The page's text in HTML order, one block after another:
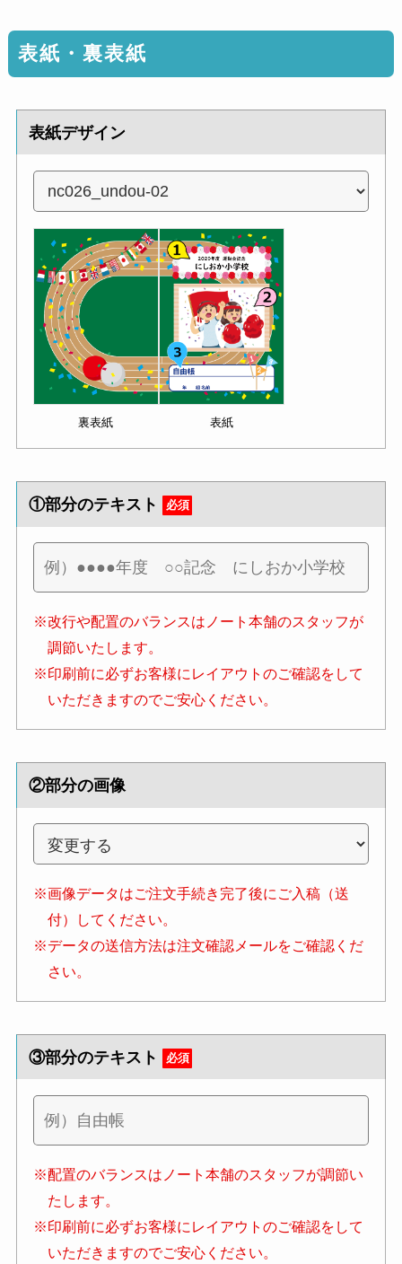
表紙・裏表紙
表紙デザイン
裏表紙 表紙
①部分のテキスト 必須
※改行や配置のバランスはノート本舗のスタッフが
調節いたします。
※印刷前に必ずお客様にレイアウトのご確認をして
いただきますのでご安心ください。
②部分の画像
※画像データはご注文手続き完了後にご入稿（送
付）してください。
※データの送信方法は注文確認メールをご確認くだ
さい。
③部分のテキスト 必須
※配置のバランスはノート本舗のスタッフが調節い
たします。
※印刷前に必ずお客様にレイアウトのご確認をして
いただきますのでご安心ください。